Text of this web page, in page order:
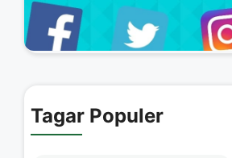
Tagar Populer